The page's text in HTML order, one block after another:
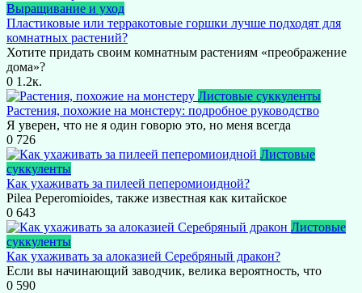
Выращивание и уход
Пластиковые или терракотовые горшки лучше подходят для
комнатных растений?
Хотите придать своим комнатным растениям «преображение
дома»?
0 1.2к.
Листовые суккуленты
Растения, похожие на монстеру: подробное руководство
Я уверен, что не я один говорю это, но меня всегда
0 726
Листовые
суккуленты
Как ухаживать за пилеей пеперомиоидной?
Pilea Peperomioides, также известная как китайское
0 643
Листовые
суккуленты
Как ухаживать за алоказией Серебряный дракон?
Если вы начинающий заводчик, велика вероятность, что
0 590